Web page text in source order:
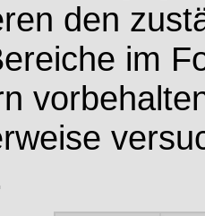
den
im